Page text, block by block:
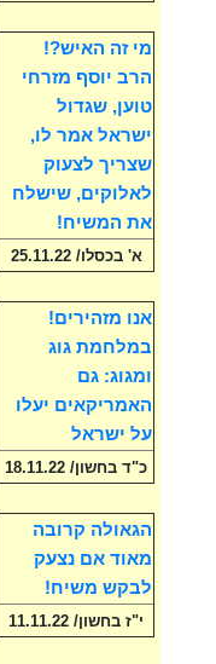
מי זה האיש?!
הרב יוסף מזרחי
טוען, שגדול
ישראל אמר לו,
שצריך לצעוק
לאלוקים, שישלח
את המשיח!
א' בכסלו/ 25.11.22
אנו מזהירים!
במלחמת גוג
ומגוג: גם
האמריקאים יעלו
על ישראל
כ"ד בחשון/ 18.11.22
הגאולה קרובה
מאוד אם נצעק
לבקש משיח!
י"ז בחשון/ 11.11.22